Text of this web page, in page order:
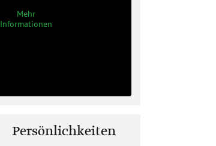
Mehr
Informationen
Persönlichkeiten